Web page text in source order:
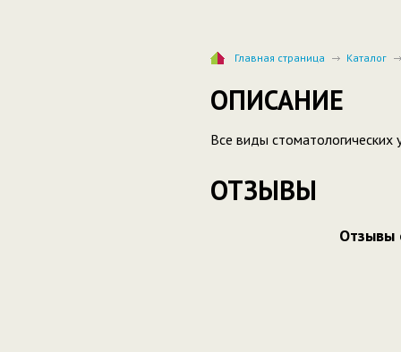
Главная страница Каталог
ОПИСАНИЕ
Все виды стоматологических
ОТЗЫВЫ
Отзывы